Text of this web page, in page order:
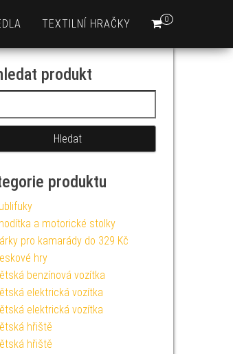
0
TEXTILNÍ HRAČKY
produkt
produktu
a motorické stolky
pro kamarády do 329 Kč
hry
benzínová vozítka
elektrická vozítka
elektrická vozítka
hřiště
hřiště